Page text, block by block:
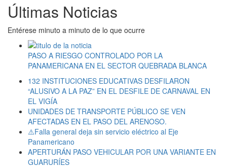
Últimas Noticias
Entérese minuto a minuto de lo que ocurre
PASO A RIESGO CONTROLADO POR LA
PANAMERICANA EN EL SECTOR QUEBRADA BLANCA
132 INSTITUCIONES EDUCATIVAS DESFILARON
“ALUSIVO A LA PAZ” EN EL DESFILE DE CARNAVAL EN
EL VIGÍA
UNIDADES DE TRANSPORTE PÚBLICO SE VEN
AFECTADAS EN EL PASO DEL ARENOSO.
⚠️Falla general deja sin servicio eléctrico al Eje
Panamericano
APERTURÁN PASO VEHICULAR POR UNA VARIANTE EN
GUARURÍES